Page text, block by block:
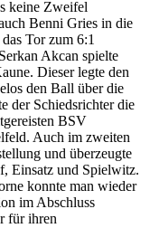
keine Zweifel
Benni Gries in die
Tor zum 6:1
Akcan spielte
Dieser legte den
den Ball über die
der Schiedsrichter die
BSV
Auch im zweiten
und überzeugte
Einsatz und Spielwitz.
konnte man wieder
im Abschluss
für ihren